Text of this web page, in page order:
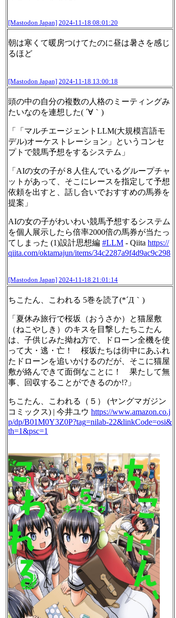
[Mastodon Japan] 2024-11-18 08:01:20
朝は寒くて暖房つけてたのに昼は暑さを感じ
るほど
[Mastodon Japan] 2024-11-18 13:00:18
頭の中の自分の複数の人格のミーティングみ
たいなのを連想した( ´∀｀)
「「マルチエージェントLLM(大規模言語モ
デル)オーケストレーション」というコンセ
プトで競馬予想をするシステム」
「AIの女の子が８人住んでいるグループチャ
ットがあって、そこにレースを指定して予想
依頼を出すと、話し合いでおすすめの馬券を
提案」
AIの女の子がわいわい競馬予想するシステム
を個人展示したら倍率2000倍の馬券が当たっ
てしまった (1)設計思想編 #LLM - Qiita https://
qiita.com/oktamajun/items/34c2287a9f4d9ac9c298
[Mastodon Japan] 2024-11-18 21:01:14
ちこたん、こわれる 5巻を読了(*´Д｀)
「夏休み旅行で桜坂（おうさか）と猫屋敷
（ねこやしき）のキスを目撃したちこたん
は、子供じみた拗ね方で、ドローン全機を使
って大・逃・亡！ 桜坂たちは街中にあふれ
たドローンを追いかけるのだが、そこに猫屋
敷が絡んできて面倒なことに！ 果たして無
事、回収することができるのか!?」
ちこたん、こわれる（５） (ヤングマガジン
コミックス) | 今井ユウ https://www.amazon.co.j
p/dp/B01M0Y3Z0P?tag=nilab-22&linkCode=osi&
th=1&psc=1